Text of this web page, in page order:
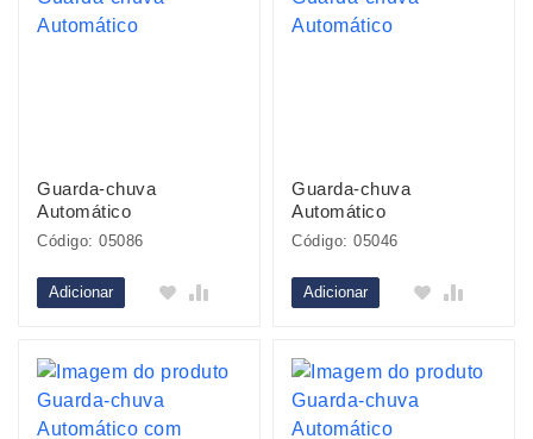
Guarda-chuva
Automático
Código: 05086
Adicionar
Guarda-chuva
Automático
Código: 05046
Adicionar